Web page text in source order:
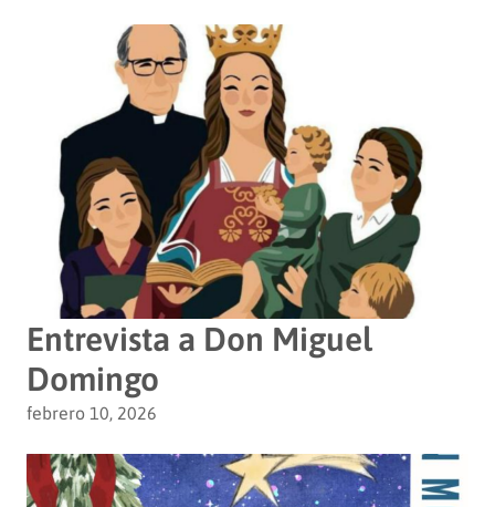
Entrevista a Don Miguel
Domingo
febrero 10, 2026